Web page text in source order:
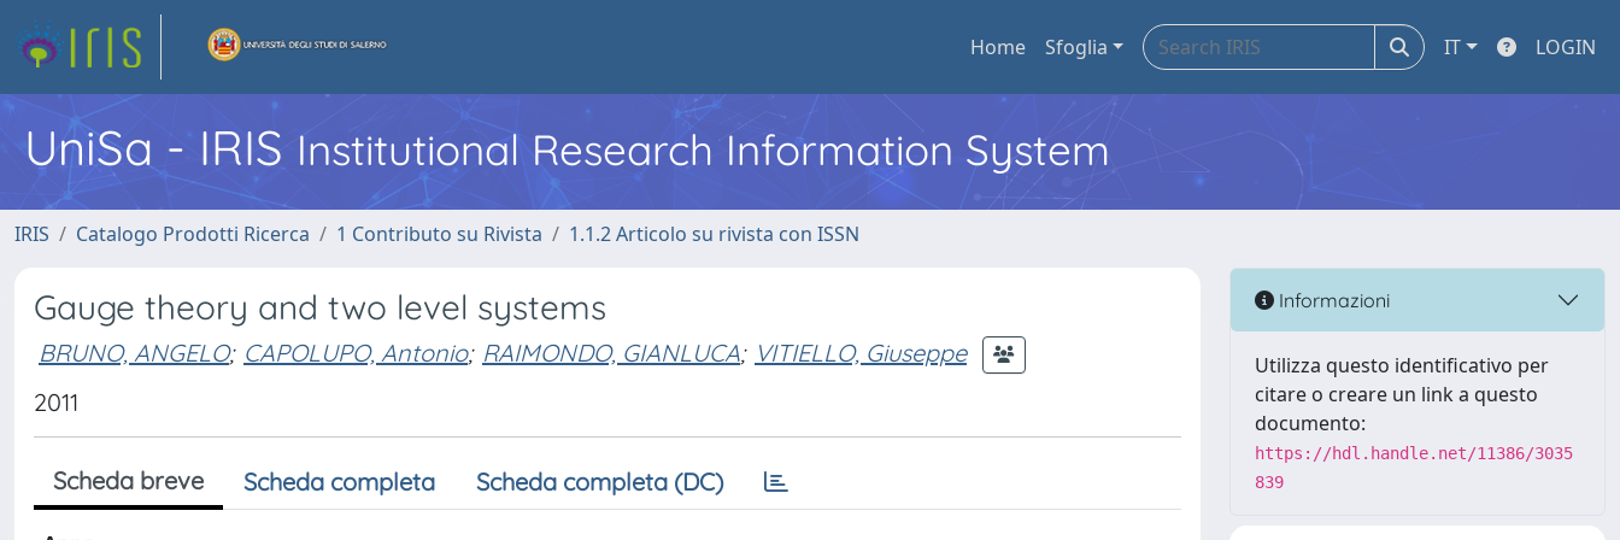
Home Sfoglia IT LOGIN
UniSa - IRIS Institutional Research Information System
IRIS Catalogo Prodotti Ricerca 1 Contributo su Rivista 1.1.2 Articolo su rivista con ISSN
Gauge theory and two level systems
BRUNO, ANGELO; CAPOLUPO, Antonio; RAIMONDO, GIANLUCA; VITIELLO, Giuseppe
2011
Scheda breve Scheda completa Scheda completa (DC)
Informazioni
Utilizza questo identificativo per
citare o creare un link a questo
documento:
https://hdl.handle.net/11386/3035
839